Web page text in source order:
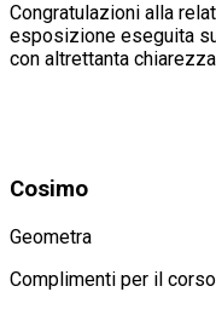
Congratulazioni alla
esposizione eseguita
con altrettanta
Cosimo
Geometra
Complimenti per il